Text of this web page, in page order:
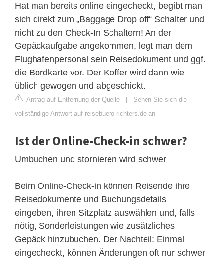
Hat man bereits online eingecheckt, begibt man
sich direkt zum „Baggage Drop off“ Schalter und
nicht zu den Check-In Schaltern! An der
Gepäckaufgabe angekommen, legt man dem
Flughafenpersonal sein Reisedokument und ggf.
die Bordkarte vor. Der Koffer wird dann wie
üblich gewogen und abgeschickt.
Antrag auf Entfernung der Quelle | Sehen Sie sich die
vollständige Antwort auf reisebuero-richters.de an
Ist der Online-Check-in schwer?
Umbuchen und stornieren wird schwer
Beim Online-Check-in können Reisende ihre
Reisedokumente und Buchungsdetails
eingeben, ihren Sitzplatz auswählen und, falls
nötig, Sonderleistungen wie zusätzliches
Gepäck hinzubuchen. Der Nachteil: Einmal
eingecheckt, können Änderungen oft nur schwer